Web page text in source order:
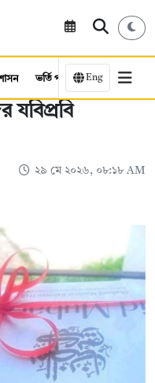
ভর্তি পরীক্ষা কর্মসংস্থান
Eng
যবিপ্রবি
২৯ মে ২০২৬, ০৮:১৮ AM